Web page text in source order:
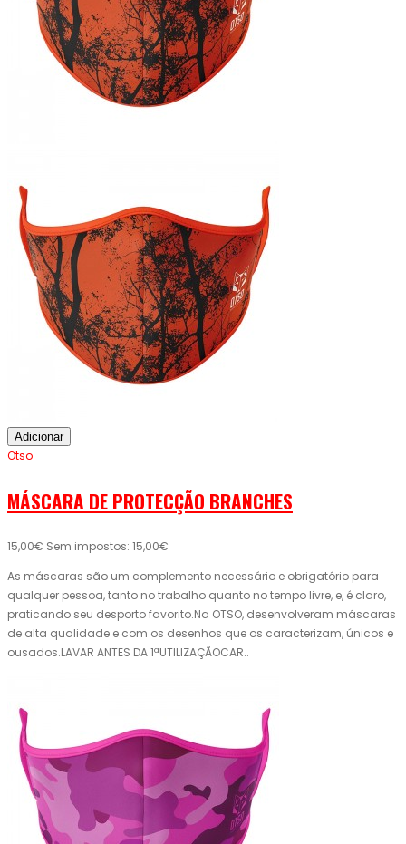
Adicionar
Otso
MÁSCARA DE PROTECÇÃO BRANCHES
15,00€ Sem impostos: 15,00€
As máscaras são um complemento necessário e obrigatório para
qualquer pessoa, tanto no trabalho quanto no tempo livre, e, é claro,
praticando seu desporto favorito.Na OTSO, desenvolveram máscaras
de alta qualidade e com os desenhos que os caracterizam, únicos e
ousados.LAVAR ANTES DA 1ªUTILIZAÇÃOCAR..